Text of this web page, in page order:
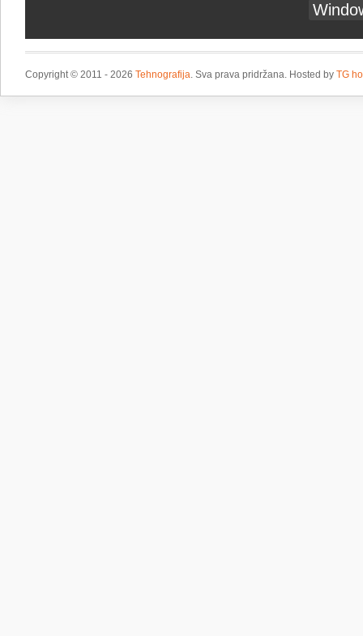
Copyright © 2011 - 2026 Tehnografija. Sva prava pridržana. Hosted by TG